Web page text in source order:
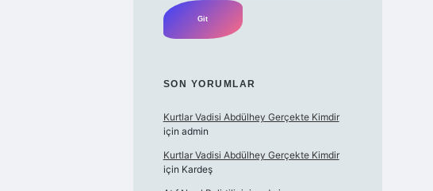
SON YORUMLAR
Kurtlar Vadisi Abdülhey Gerçekte Kimdir
için admin
Kurtlar Vadisi Abdülhey Gerçekte Kimdir
için Kardeş